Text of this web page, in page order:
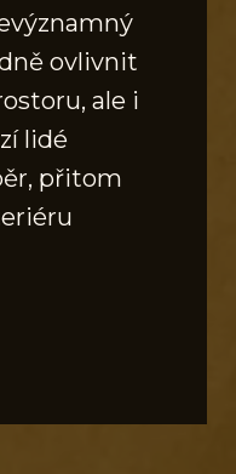
ovlivnit
ale i
lidé
přitom